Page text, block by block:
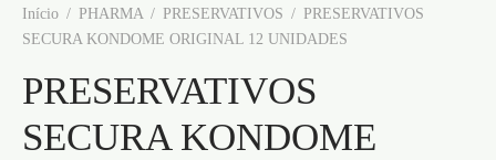
Início / PHARMA / PRESERVATIVOS / PRESERVATIVOS
SECURA KONDOME ORIGINAL 12 UNIDADES
PRESERVATIVOS
SECURA KONDOME